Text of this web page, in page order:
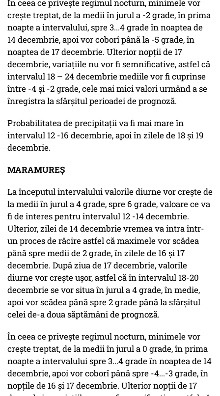
În ceea ce privește regimul nocturn, minimele vor
crește treptat, de la medii în jurul a -2 grade, în prima
noapte a intervalului, spre 3...4 grade în noaptea de
14 decembrie, apoi vor coborî până la -5 grade, în
noaptea de 17 decembrie. Ulterior nopții de 17
decembrie, variațiile nu vor fi semnificative, astfel că
intervalul 18 – 24 decembrie mediile vor fi cuprinse
între -4 și -2 grade, cele mai mici valori urmând a se
înregistra la sfârșitul perioadei de prognoză.
Probabilitatea de precipitații va fi mai mare în
intervalul 12 -16 decembrie, apoi în zilele de 18 și 19
decembrie.
MARAMUREȘ
La începutul intervalului valorile diurne vor crește de
la medii în jurul a 4 grade, spre 6 grade, valoare ce va
fi de interes pentru intervalul 12 -14 decembrie.
Ulterior, zilei de 14 decembrie vremea va intra într-
un proces de răcire astfel că maximele vor scădea
până spre medii de 2 grade, în zilele de 16 și 17
decembrie. După ziua de 17 decembrie, valorile
diurne vor crește ușor, astfel că în intervalul 18-20
decembrie se vor situa în jurul a 4 grade, în medie,
apoi vor scădea până spre 2 grade până la sfârșitul
celei de-a doua săptămâni de prognoză.
În ceea ce privește regimul nocturn, minimele vor
crește treptat, de la medii în jurul a 0 grade, în prima
noapte a intervalului spre 3...4 grade în noaptea de 14
decembrie, apoi vor coborî până spre -4...-3 grade, în
nopțile de 16 și 17 decembrie. Ulterior nopții de 17